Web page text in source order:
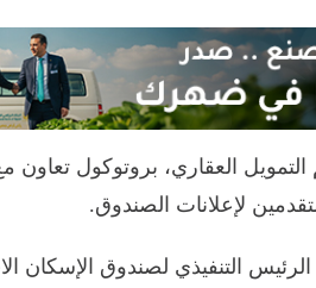
لإعلانات الصندوق.
التنفيذي لصندوق الإسكان